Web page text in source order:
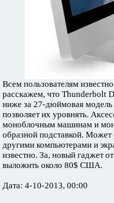
Всем пользователям
расскажем, что Thunderbolt
ниже за 27-дюймовая
позволяет их уровнять.
моноблочным машинам и
образной подставкой. Может
другими компьютерами и
известно. За, новый гаджет
выложить около 80$ США.
Дата: 4-10-2013, 00:00